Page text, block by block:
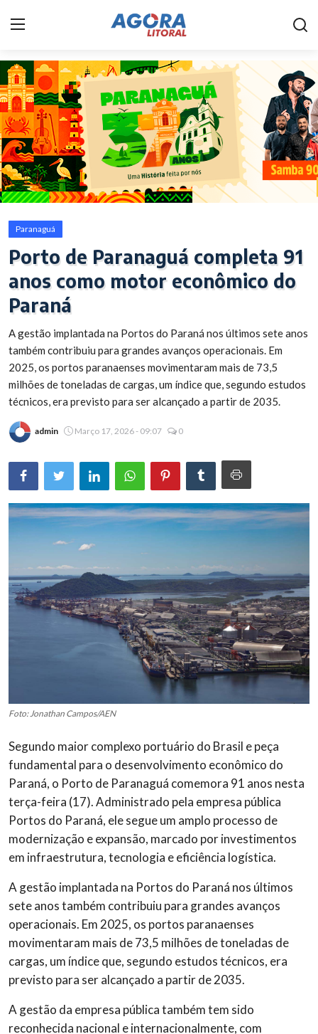
Home
Litoral
Paranaguá
Saúde
Acidente
Paraná
Policial
Brasil
Paranaguá
Porto de Paranaguá completa 91
anos como motor econômico do
Paraná
A gestão implantada na Portos do Paraná nos últimos sete anos
também contribuiu para grandes avanços operacionais. Em
2025, os portos paranaenses movimentaram mais de 73,5
milhões de toneladas de cargas, um índice que, segundo estudos
técnicos, era previsto para ser alcançado a partir de 2035.
admin Março 17, 2026 - 09:07 0
Foto: Jonathan Campos/AEN
Segundo maior complexo portuário do Brasil e peça
fundamental para o desenvolvimento econômico do
Paraná, o Porto de Paranaguá comemora 91 anos nesta
terça-feira (17). Administrado pela empresa pública
Portos do Paraná, ele segue um amplo processo de
modernização e expansão, marcado por investimentos
em infraestrutura, tecnologia e eficiência logística.
A gestão implantada na Portos do Paraná nos últimos
sete anos também contribuiu para grandes avanços
operacionais. Em 2025, os portos paranaenses
movimentaram mais de 73,5 milhões de toneladas de
cargas, um índice que, segundo estudos técnicos, era
previsto para ser alcançado a partir de 2035.
A gestão da empresa pública também tem sido
reconhecida nacional e internacionalmente, com